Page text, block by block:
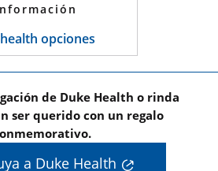
opciones
de Duke Health o rinda
ser querido con un regalo
a Duke Health